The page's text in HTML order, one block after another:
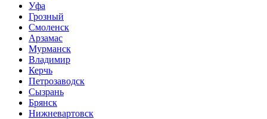
Уфа
Грозный
Смоленск
Арзамас
Мурманск
Владимир
Керчь
Петрозаводск
Сызрань
Брянск
Нижневартовск